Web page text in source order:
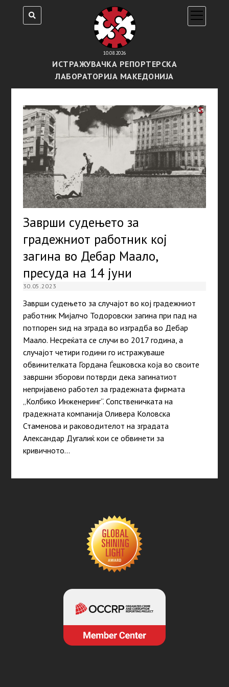
10.08.2026
ИСТРАЖУВАЧКА РЕПОРТЕРСКА
ЛАБОРАТОРИЈА МАКЕДОНИЈА
open
menu
Заврши судењето за
градежниот работник кој
загина во Дебар Маало,
пресуда на 14 јуни
30.05.2023
Заврши судењето за случајот во кој градежниот
работник Мијалчо Тодоровски загина при пад на
потпорен ѕид на зграда во изградба во Дебар
Маало. Несреќата се случи во 2017 година, а
случајот четири години го истражуваше
обвинителката Гордана Ѓешковска која во своите
завршни зборови потврди дека загинатиот
непријавено работел за градежната фирмата
„Колбико Инженеринг“. Сопственичката на
градежната компанија Оливера Коловска
Стаменова и раководителот на зградата
Александар Дугалиќ кои се обвинети за
кривичното…